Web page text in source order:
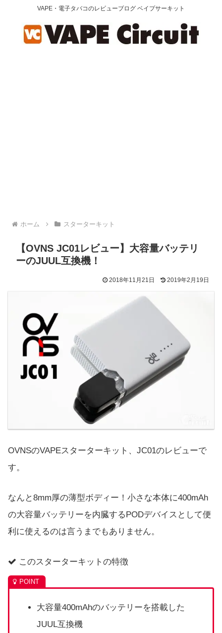
VAPE・電子タバコのレビューブログ ベイプサーキット
ホーム スターターキット
【OVNS JC01レビュー】大容量バッテリ
ーのJUUL互換機！
2018年11月21日 2019年2月19日
OVNSのVAPEスターターキット、JC01のレビューで
す。
なんと8mm厚の薄型ボディー！小さな本体に400mAh
の大容量バッテリーを内臓するPODデバイスとして便
利に使えるのは言うまでもありません。
このスターターキットの特徴
大容量400mAhのバッテリーを搭載した
JUUL互換機